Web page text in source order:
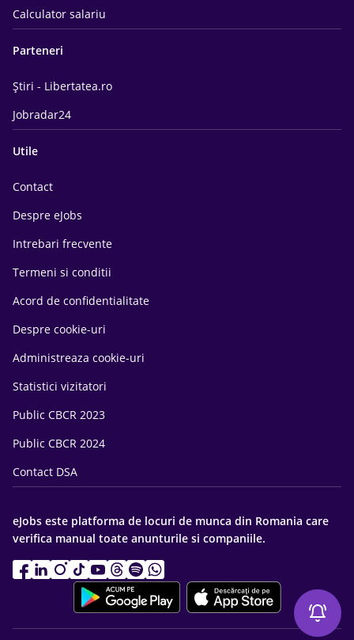
Calculator salariu
Parteneri
Știri - Libertatea.ro
Jobradar24
Utile
Contact
Despre eJobs
Intrebari frecvente
Termeni si conditii
Acord de confidentialitate
Despre cookie-uri
Administreaza cookie-uri
Statistici vizitatori
Public CBCR 2023
Public CBCR 2024
Contact DSA
eJobs este platforma de locuri de munca din Romania care
verifica manual toate anunturile si companiile.